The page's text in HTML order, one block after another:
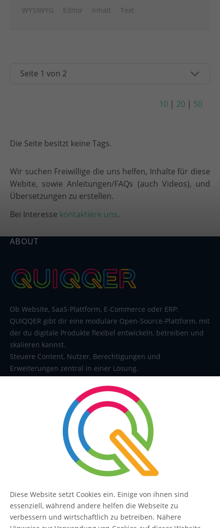
WYSIWYG
Editor Inhalt Text
10 | 20 | 50
Die Seite besitzt keine Tags.
Wir suchen Freiwillige die uns helfen, Inhalte für diese
Webite, sowie Anleitungen/FAQs (auch Videos), und
Übersetzungen zu erstellen.
Bei Interesse kontaktiere uns.
ABOUT
Ob Website, SaaS-Plattform, E-Commerce oder ERP:
QUIQQER gibt dir eine modulare Open-Source-Plattform, mit
der du digitale Produkte flexibel entwickeln, betreiben und
skalieren kannst.
Steuere Content, Nutzer, Berechtigungen und
Erweiterungen zentral in einer Lösung.
QUIQQER
Diese Website setzt Cookies ein. Einige von ihnen sind
essenziell, während andere helfen die Webseite zu
verbessern und wirtschaftlich zu betreiben. Nähere